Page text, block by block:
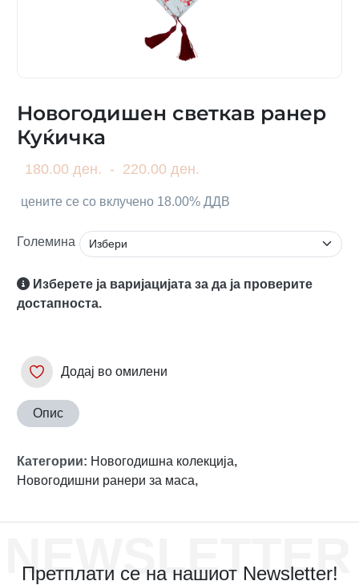
Новогодишен светкав ранер
Куќичка
180.00 ден. - 220.00 ден.
цените се со вклучено 18.00% ДДВ
Големина
Изберете ја варијацијата за да ја проверите
достапноста.
Додај во омилени
Опис
Категории: Новогодишна колекција,
Новогодишни ранери за маса,
NEWSLETTER
Претплати се на нашиот Newsletter!